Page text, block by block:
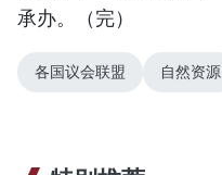
承办。（完）
各国议会联盟 自然资源